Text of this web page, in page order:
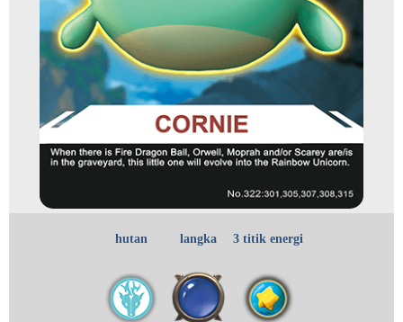
hutan langka 3 titik energi